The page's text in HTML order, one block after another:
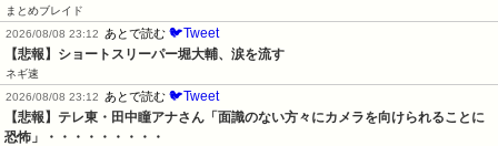
まとめブレイド
2026/08/08 23:12
あとで読む 🐦Tweet
【悲報】ショートスリーパー堀大輔、涙を流す
ネギ速
2026/08/08 23:12
あとで読む 🐦Tweet
【悲報】テレ東・田中瞳アナさん「面識のない方々にカメラを向けられることに
恐怖」・・・・・・・・・